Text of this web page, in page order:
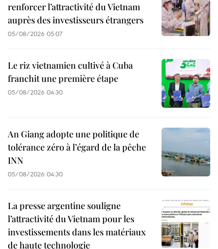
renforcer l’attractivité du Vietnam
auprès des investisseurs étrangers
05/08/2026 05:07
Le riz vietnamien cultivé à Cuba
franchit une première étape
05/08/2026 04:30
An Giang adopte une politique de
tolérance zéro à l’égard de la pêche
INN
05/08/2026 04:30
La presse argentine souligne
l’attractivité du Vietnam pour les
investissements dans les matériaux
de haute technologie